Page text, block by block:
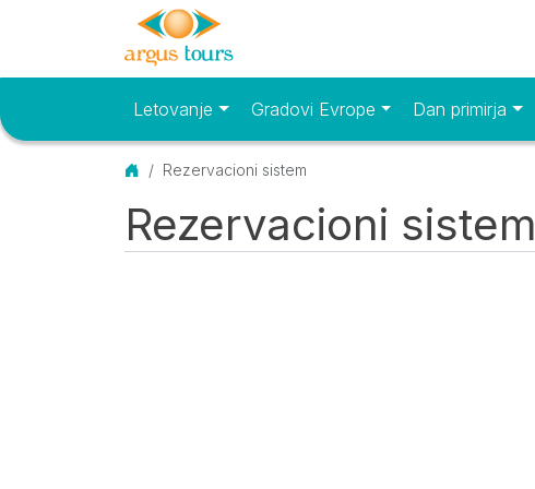
Osnovni meniLetovanje Gradovi Evrope Dan primirja
Početna
Rezervacioni sistem
Rezervacioni sistem